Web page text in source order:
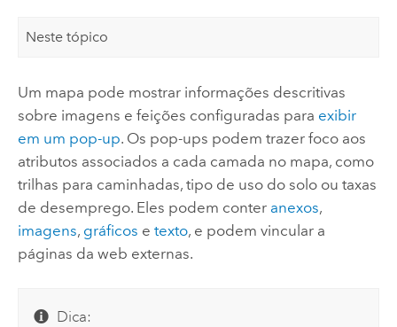
Neste tópico
Um mapa pode mostrar informações descritivas
sobre imagens e feições configuradas para exibir
em um pop-up. Os pop-ups podem trazer foco aos
atributos associados a cada camada no mapa, como
trilhas para caminhadas, tipo de uso do solo ou taxas
de desemprego. Eles podem conter anexos,
imagens, gráficos e texto, e podem vincular a
páginas da web externas.
Dica: